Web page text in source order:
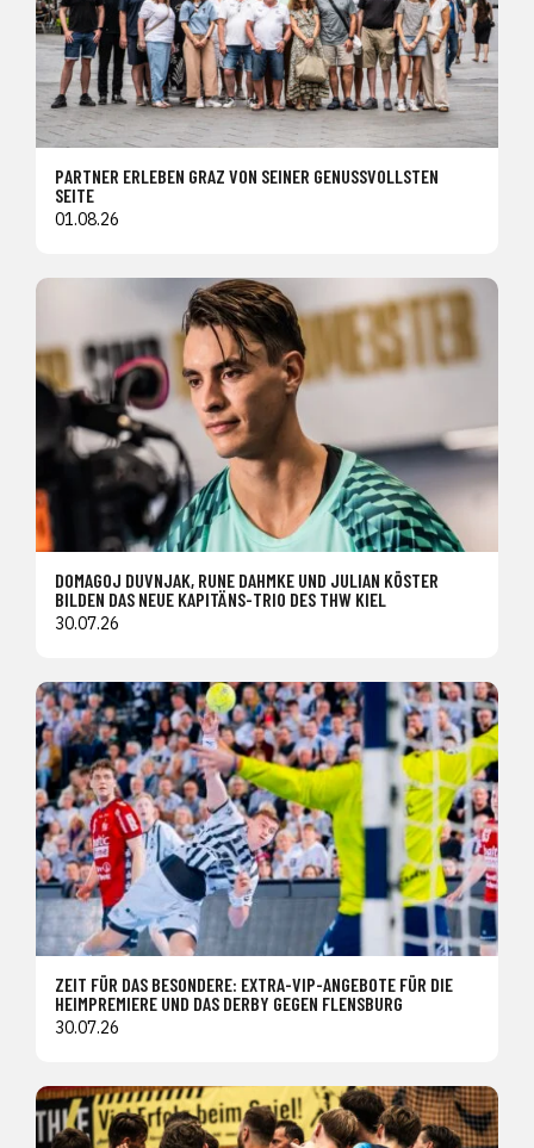
PARTNER ERLEBEN GRAZ VON SEINER GENUSSVOLLSTEN
SEITE
01.08.26
DOMAGOJ DUVNJAK, RUNE DAHMKE UND JULIAN KÖSTER
BILDEN DAS NEUE KAPITÄNS-TRIO DES THW KIEL
30.07.26
ZEIT FÜR DAS BESONDERE: EXTRA-VIP-ANGEBOTE FÜR DIE
HEIMPREMIERE UND DAS DERBY GEGEN FLENSBURG
30.07.26